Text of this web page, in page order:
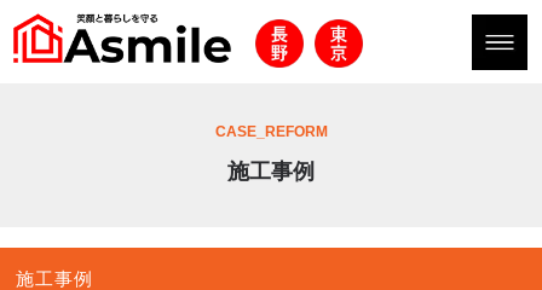
CASE_REFORM
施工事例
施工事例